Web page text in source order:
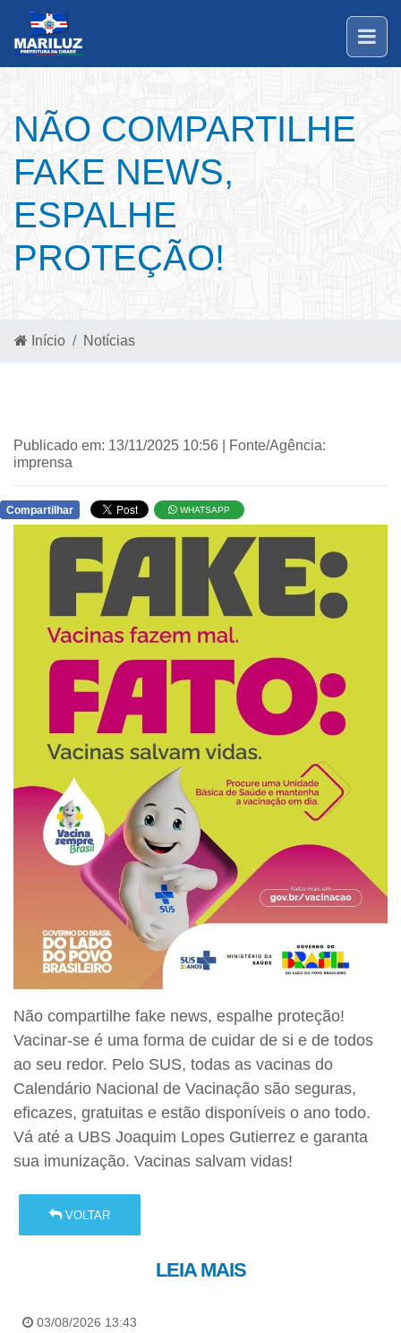
NÃO COMPARTILHE
FAKE NEWS,
ESPALHE
PROTEÇÃO!
Início Notícias
Publicado em: 13/11/2025 10:56 | Fonte/Agência:
imprensa
Compartilhar WHATSAPP
Não compartilhe fake news, espalhe proteção!
Vacinar-se é uma forma de cuidar de si e de todos
ao seu redor. Pelo SUS, todas as vacinas do
Calendário Nacional de Vacinação são seguras,
eficazes, gratuitas e estão disponíveis o ano todo.
Vá até a UBS Joaquim Lopes Gutierrez e garanta
sua imunização. Vacinas salvam vidas!
VOLTAR
LEIA MAIS
03/08/2026 13:43